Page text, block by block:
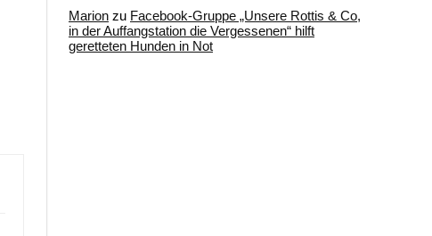
Marion zu Facebook-Gruppe „Unsere Rottis & Co,
in der Auffangstation die Vergessenen“ hilft
geretteten Hunden in Not